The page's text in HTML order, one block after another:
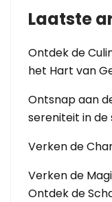
Laatste
Ontdek de
het Hart van
Ontsnap aan
sereniteit in de
Verken de
Verken de
Ontdek de